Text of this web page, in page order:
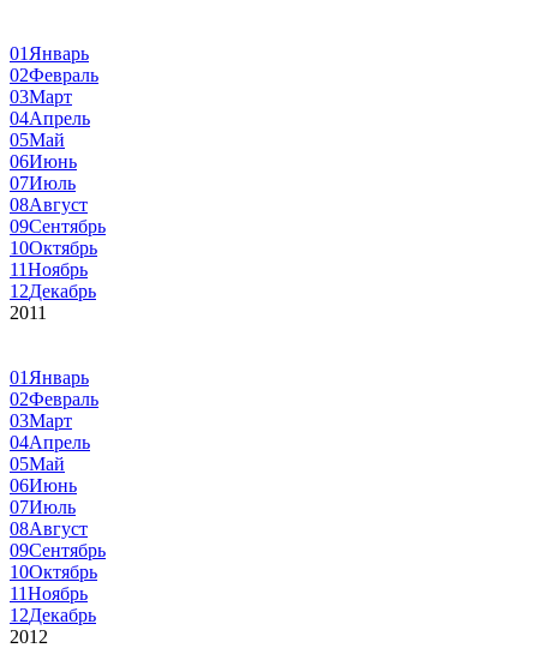
01 Январь
02Февраль
03Март
04Апрель
05Май
06Июнь
07Июль
08Август
09Сентябрь
10Октябрь
11Ноябрь
12Декабрь
2011
01 Январь
02Февраль
03Март
04Апрель
05Май
06Июнь
07Июль
08Август
09Сентябрь
10Октябрь
11Ноябрь
12Декабрь
2012